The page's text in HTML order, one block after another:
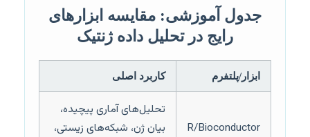
جدول آموزشی: مقایسه ابزارهای
رایج در تحلیل داده ژنتیک
ابزار/پلتفرم کاربرد اصلی
R/Bioconductor
تحلیل‌های آماری پیچیده،
بیان ژن، شبکه‌های زیستی،